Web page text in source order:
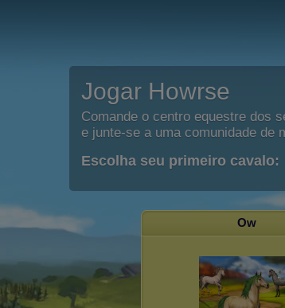
Jogar Howrse
Comande o centro equestre dos
e junte-se a uma comunidade de
Escolha seu primeiro cavalo:
Ow